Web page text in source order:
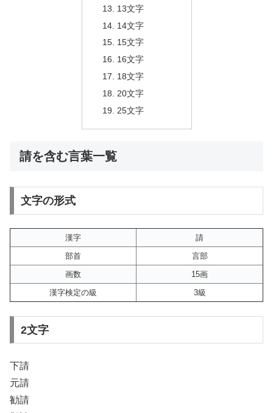
13文字
14文字
15文字
16文字
18文字
20文字
25文字
請を含む言葉一覧
文字の形式
漢字
請
部首
言部
画数
15画
漢字検定の級
3級
2文字
下請
元請
勧請